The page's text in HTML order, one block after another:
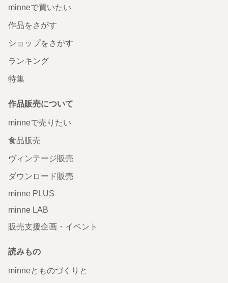
minneで買いたい
作品をさがす
ショップをさがす
ランキング
特集
作品販売について
minneで売りたい
食品販売
ヴィンテージ販売
ダウンロード販売
minne PLUS
minne LAB
販売支援企画・イベント
読みもの
minneとものづくりと